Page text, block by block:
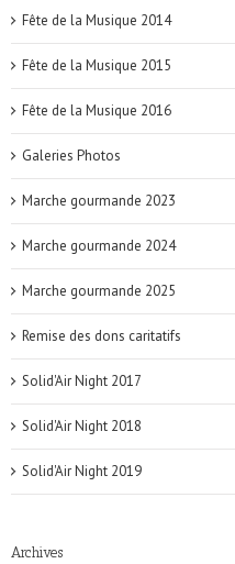
Fête de la Musique 2014
Fête de la Musique 2015
Fête de la Musique 2016
Galeries Photos
Marche gourmande 2023
Marche gourmande 2024
Marche gourmande 2025
Remise des dons caritatifs
Solid'Air Night 2017
Solid'Air Night 2018
Solid'Air Night 2019
Archives